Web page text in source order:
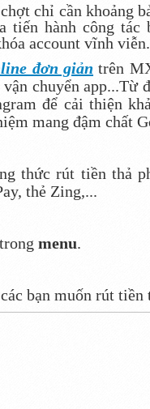
chỉ cần khoảng
tiến hành công
account vĩnh viễn.
đơn giản trên
chuyển app...Từ
để cải thiện
mang đậm chất
thức rút tiền thả
thẻ Zing,...
trong menu.
bạn muốn rút